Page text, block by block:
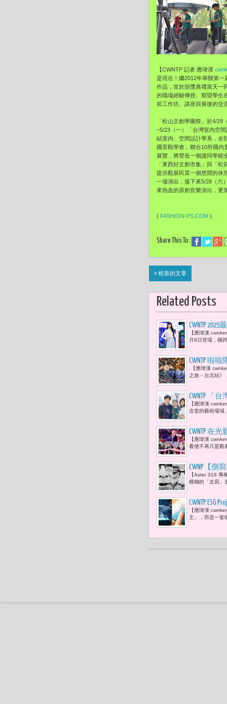
【CWNTP 記者 應瑋漢
是現在！繼2012年舉辦第
作品，並於頒獎典禮當天一
的職場經驗傳授。期望學生
前工作坊、講座與展後的交
「松山文創學園祭」於4/
~5/23（一）「台灣室內空
結室內、空間設計學系，全
國景觀學會」聯合10所國
展覽，將營造一個讓同學能
「東西好文創市集」與「
提供觀展民眾一個悠閒的休
一場演出，接下來5/28（六
來熱血的原創音樂演出，更
( FASHION-PS.COM )
Share This To :
« 較新的文章
Related Posts
CWNTP
敢愛麗絲
【應瑋漢
月8日登場，橫
CWNTP 啦
』，才能
.【應瑋漢
之旅－台北站》
CWNTP 「
黃文德、
【應瑋漢
念堂的藝術場域
CWNTP 在
影》沉浸
【應瑋漢
看便不再只是觀
CWNP【側
（Tony
【Aster 318 專
模糊的「念寫」
CWNTP
【應瑋漢
主」，而是一套